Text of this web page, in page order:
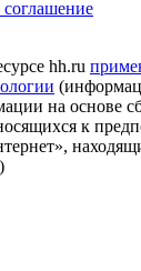
соглашение
hh.ru
на основе
к